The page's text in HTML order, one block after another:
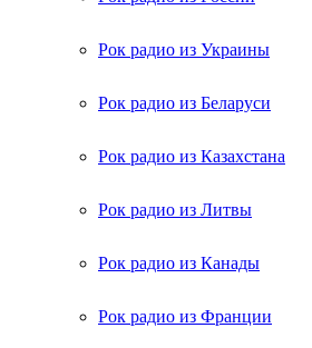
Рок радио из Украины
Рок радио из Беларуси
Рок радио из Казахстана
Рок радио из Литвы
Рок радио из Канады
Рок радио из Франции